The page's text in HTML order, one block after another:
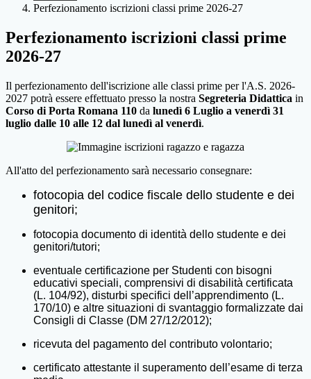
Perfezionamento iscrizioni classi prime 2026-27
Perfezionamento iscrizioni classi prime
2026-27
Il perfezionamento dell'iscrizione alle classi prime per l'A.S. 2026-
2027 potrà essere effettuato presso la nostra Segreteria Didattica in
Corso di Porta Romana 110 da lunedì 6 Luglio a venerdì 31
luglio dalle 10 alle 12 dal lunedì al venerdì.
All'atto del perfezionamento sarà necessario consegnare:
fotocopia del codice fiscale dello studente e dei
genitori;
fotocopia documento di identità dello studente e dei
genitori/tutori;
eventuale certificazione per Studenti con bisogni
educativi speciali, comprensivi di disabilità certificata
(L. 104/92), disturbi specifici dell’apprendimento (L.
170/10) e altre situazioni di svantaggio formalizzate dai
Consigli di Classe (DM 27/12/2012);
ricevuta del pagamento del contributo volontario;
certificato attestante il superamento dell’esame di terza